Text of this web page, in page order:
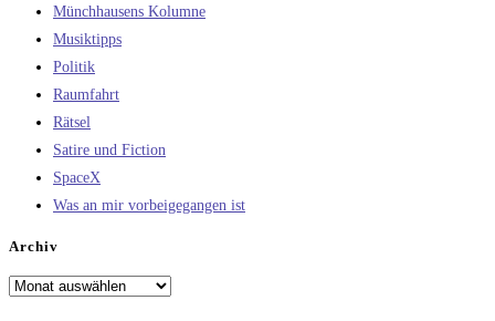
Münchhausens Kolumne
Musiktipps
Politik
Raumfahrt
Rätsel
Satire und Fiction
SpaceX
Was an mir vorbeigegangen ist
Archiv
Archiv